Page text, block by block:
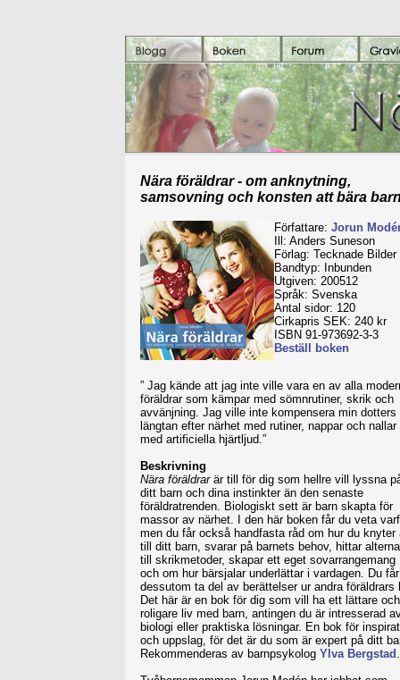
Nära föräldrar - om anknytning,
samsovning och konsten att bära
Författare: Jorun
Ill: Anders Suneson
Förlag: Tecknade Bilder
Bandtyp: Inbunden
Utgiven: 200512
Språk: Svenska
Antal sidor: 120
Cirkapris SEK: 240 kr
ISBN 91-973692-3-3
Beställ boken
” Jag kände att jag inte ville vara en av alla
föräldrar som kämpar med sömnrutiner, skrik och
avvänjning. Jag ville inte kompensera min dotters
längtan efter närhet med rutiner, nappar och nallar
med artificiella hjärtljud.”
Beskrivning
Nära föräldrarär till för dig som hellre vill lyssna
ditt barn och dina instinkter än den senaste
föräldratrenden. Biologiskt sett är barn skapta för
massor av närhet. I den här boken får du veta
men du får också handfasta råd om hur du knyter
till ditt barn, svarar på barnets behov, hittar
till skrikmetoder, skapar ett eget sovarrangemang
och om hur bärsjalar underlättar i vardagen. Du får
dessutom ta del av berättelser ur andra föräldrars
Det här är en bok för dig som vill ha ett lättare och
roligare liv med barn, antingen du är intresserad
biologi eller praktiska lösningar. En bok för
och uppslag, för det är du som är expert på ditt
Rekommenderas av barnpsykolog Ylva Bergstad .